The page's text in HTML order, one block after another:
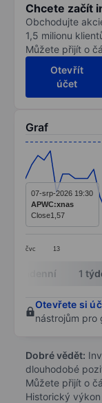
Chcete začít
Obchodujte
1,5 milionu
Můžete přijít o
Otevřít
účet
Graf
Chart
Line chart
The chart
The chart
čvc 13
07-srp-2026 19:30
APWC:xnas
Close1,57
End of
Intradenní 1
Otevřete si
nástrojům pro
Dobré vědět:
dlouhodobé
Můžete přijít o
Historický